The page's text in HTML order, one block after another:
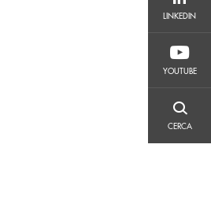
LINKEDIN
YOUTUBE
CERCA